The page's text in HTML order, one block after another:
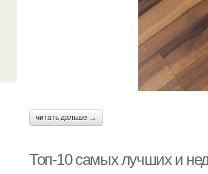
читать дальше →
Топ-10 самых лучших и